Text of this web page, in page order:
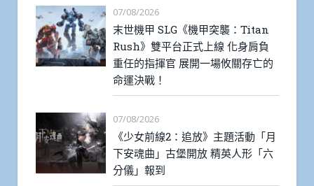
07/08/2026
末世機甲 SLG《機甲突襲：Titan
Rush》雙平台正式上線 化身肩負
重任的指揮官 展開一場攸關存亡的
命運決戰！
07/08/2026
《少女前線2：追放》主題活動「月
下安魂曲」古堡開放 精英人形「六
分儀」報到